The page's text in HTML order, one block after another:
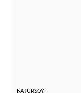
NATURSOY